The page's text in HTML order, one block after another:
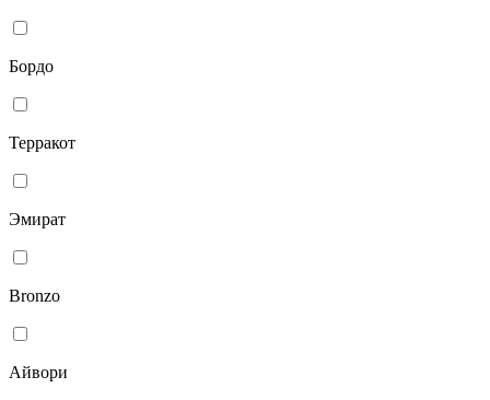
Бордо
Терракот
Эмират
Bronzo
Айвори